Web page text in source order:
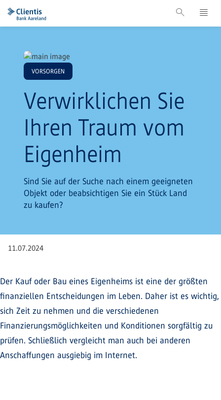
VORSORGEN
Verwirklichen Sie
Ihren Traum vom
Eigenheim
Sind Sie auf der Suche nach einem geeigneten
Objekt oder beabsichtigen Sie ein Stück Land
zu kaufen?
11.07.2024
Der Kauf oder Bau eines Eigenheims ist eine der größten
finanziellen Entscheidungen im Leben. Daher ist es wichtig,
sich Zeit zu nehmen und die verschiedenen
Finanzierungsmöglichkeiten und Konditionen sorgfältig zu
prüfen. Schließlich vergleicht man auch bei anderen
Anschaffungen ausgiebig im Internet.